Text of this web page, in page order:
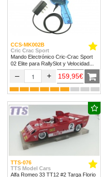
CCS-MK002B
Cric Crac Sport
Mando Electrónico Cric-Crac Sport
02 Elite para RallySlot y Velocidad
1/32 & 1/24.
– + 159,95€
TTS-076
TTS Model Cars
Alfa Romeo 33 TT12 #2 Targa Florio